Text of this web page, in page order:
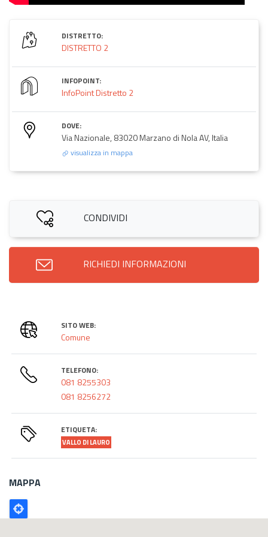
DISTRETTO:
DISTRETTO 2
INFOPOINT:
InfoPoint Distretto 2
DOVE:
Via Nazionale, 83020 Marzano di Nola AV, Italia
visualizza in mappa
CONDIVIDI
RICHIEDI INFORMAZIONI
SITO WEB:
Comune
TELEFONO:
081 8255303
081 8256272
ETIQUETA:
VALLO DI LAURO
MAPPA
Poligono
GEO